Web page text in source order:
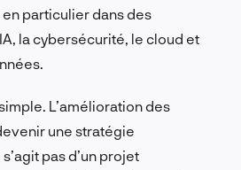
particulier dans des
la cybersécurité, le cloud et
L’amélioration des
une stratégie
pas d’un projet